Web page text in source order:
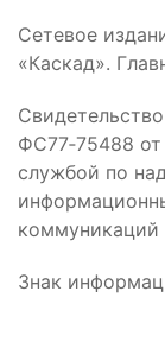
Сетевое
«Каскад».
ФС77‑75488
службой по
коммуникаций
Знак